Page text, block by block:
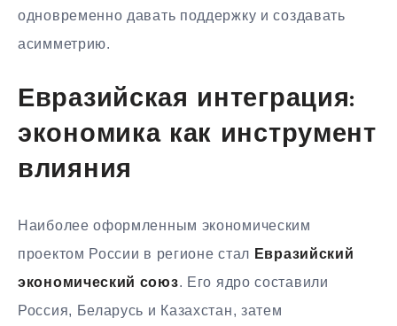
одновременно давать поддержку и создавать
асимметрию.
Евразийская интеграция:
экономика как инструмент
влияния
Наиболее оформленным экономическим
проектом России в регионе стал Евразийский
экономический союз. Его ядро составили
Россия, Беларусь и Казахстан, затем